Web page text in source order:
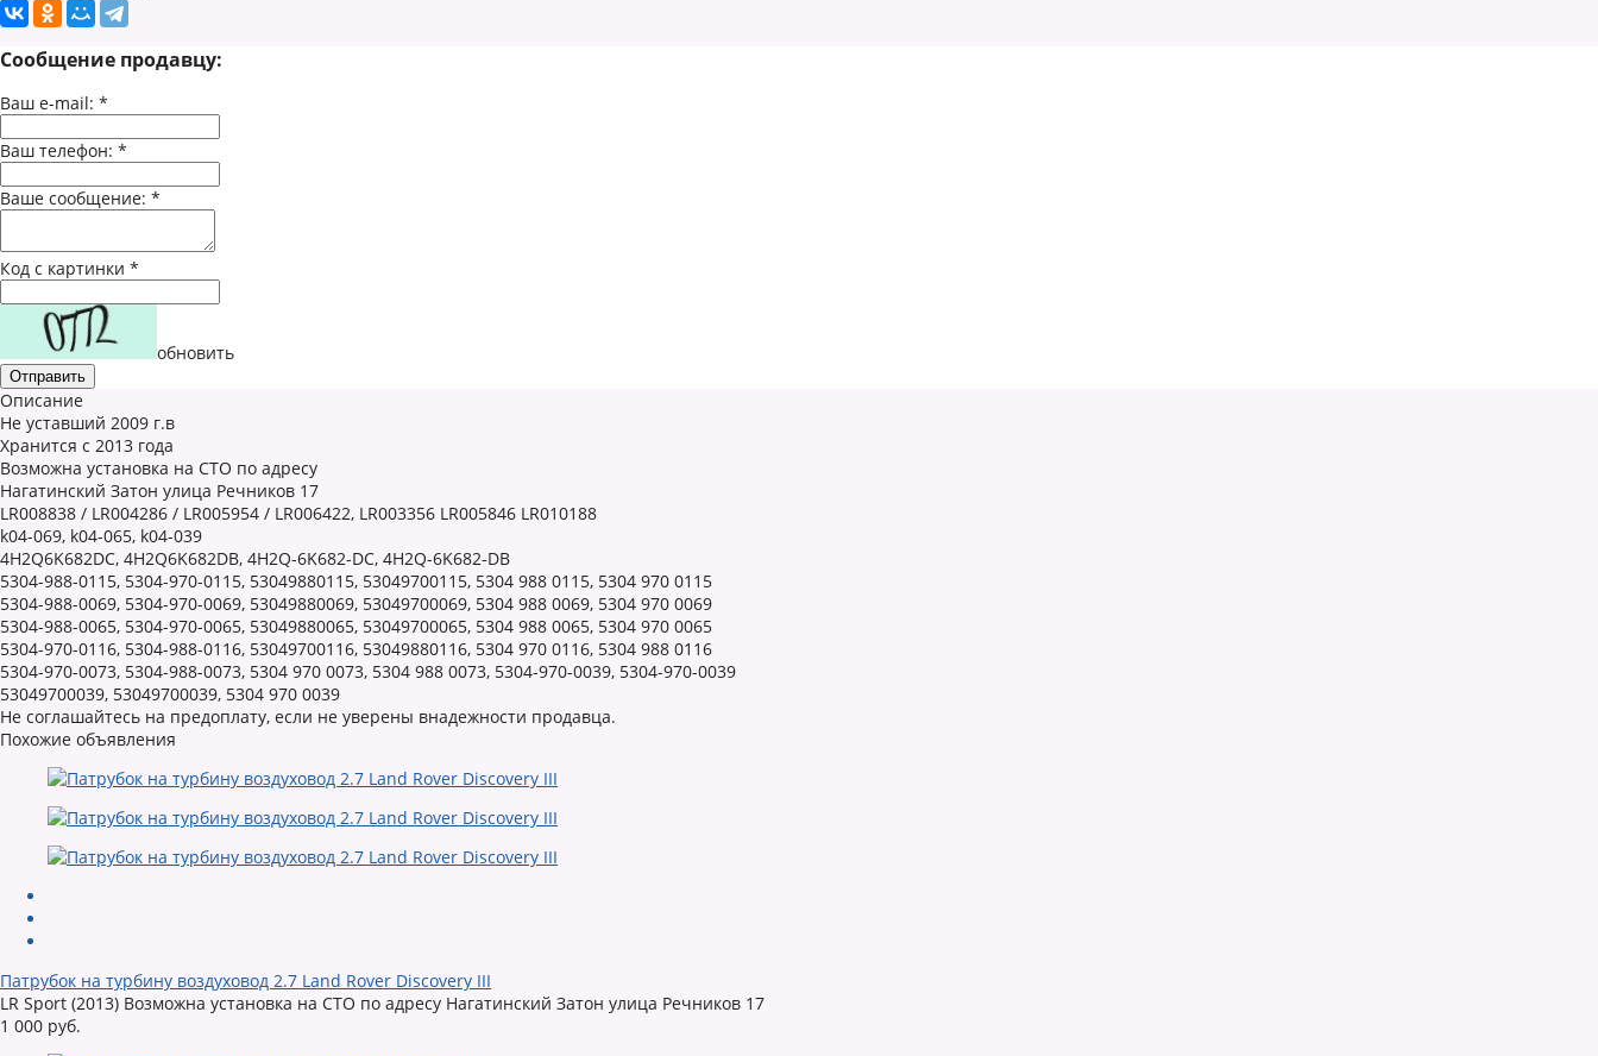
Сообщение продавцу:
Ваш e-mail: *
Ваш телефон: *
Ваше сообщение: *
Код с картинки *
обновить
Описание
Не уставший 2009 г.в
Хранится с 2013 года
Возможна установка на СТО по адресу
Нагатинский Затон улица Речников 17
LR008838 / LR004286 / LR005954 / LR006422, LR003356 LR005846 LR010188
k04-069, k04-065, k04-039
4H2Q6K682DC, 4H2Q6K682DB, 4H2Q-6K682-DC, 4H2Q-6K682-DB
5304-988-0115, 5304-970-0115, 53049880115, 53049700115, 5304 988 0115, 5304 970 0115
5304-988-0069, 5304-970-0069, 53049880069, 53049700069, 5304 988 0069, 5304 970 0069
5304-988-0065, 5304-970-0065, 53049880065, 53049700065, 5304 988 0065, 5304 970 0065
5304-970-0116, 5304-988-0116, 53049700116, 53049880116, 5304 970 0116, 5304 988 0116
5304-970-0073, 5304-988-0073, 5304 970 0073, 5304 988 0073, 5304-970-0039, 5304-970-0039
53049700039, 53049700039, 5304 970 0039
Не соглашайтесь на предоплату, если не уверены внадежности продавца.
Похожие объявления
Патрубок на турбину воздуховод 2.7 Land Rover Discovery III
LR Sport (2013) Возможна установка на СТО по адресу Нагатинский Затон улица Речников 17
1 000 руб.